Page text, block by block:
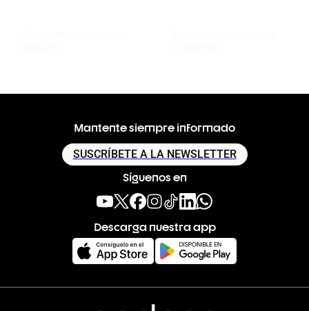
Mantente siempre informado
SUSCRÍBETE A LA NEWSLETTER
Síguenos en
Descarga nuestra app